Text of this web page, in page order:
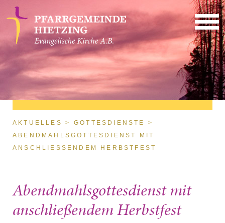
Direkt zum Inhalt
Sie sind hier
AKTUELLES
GOTTESDIENSTE
ABENDMAHLSGOTTESDIENST MIT
ANSCHLIESSENDEM HERBSTFEST
Abendmahlsgottesdienst mit
anschließendem Herbstfest